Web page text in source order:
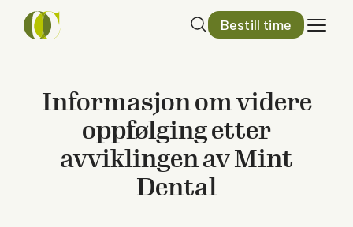
Bestill time
Informasjon om videre
oppfølging etter
avviklingen av Mint
Dental